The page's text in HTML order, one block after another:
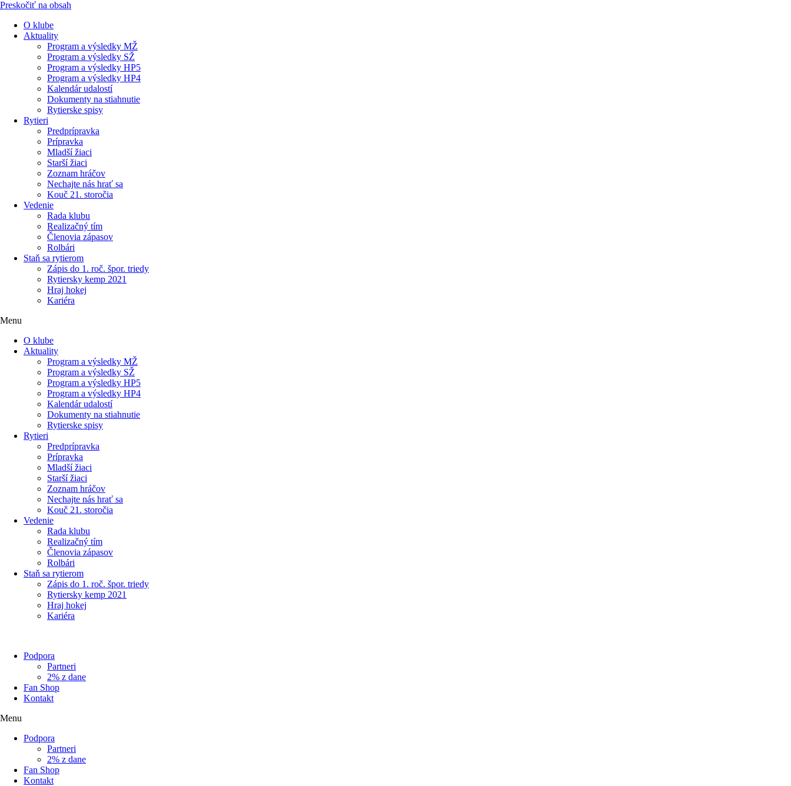
Preskočiť na obsah
O klube
Aktuality
Program a výsledky MŽ
Program a výsledky SŽ
Program a výsledky HP5
Program a výsledky HP4
Kalendár udalostí
Dokumenty na stiahnutie
Rytierske spisy
Rytieri
Predprípravka
Prípravka
Mladší žiaci
Starší žiaci
Zoznam hráčov
Nechajte nás hrať sa
Kouč 21. storočia
Vedenie
Rada klubu
Realizačný tím
Členovia zápasov
Rolbári
Staň sa rytierom
Zápis do 1. roč. špor. triedy
Rytiersky kemp 2021
Hraj hokej
Kariéra
Menu
O klube
Aktuality
Program a výsledky MŽ
Program a výsledky SŽ
Program a výsledky HP5
Program a výsledky HP4
Kalendár udalostí
Dokumenty na stiahnutie
Rytierske spisy
Rytieri
Predprípravka
Prípravka
Mladší žiaci
Starší žiaci
Zoznam hráčov
Nechajte nás hrať sa
Kouč 21. storočia
Vedenie
Rada klubu
Realizačný tím
Členovia zápasov
Rolbári
Staň sa rytierom
Zápis do 1. roč. špor. triedy
Rytiersky kemp 2021
Hraj hokej
Kariéra
Podpora
Partneri
2% z dane
Fan Shop
Kontakt
Menu
Podpora
Partneri
2% z dane
Fan Shop
Kontakt